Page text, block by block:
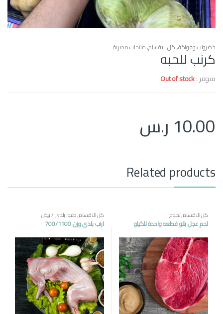
خضروات وفواكة,كل الاقسام,منتجات مصرية
كرنب للحبه
متوفر :Out of stock
10.00 ر.س
Related products
كل الاقسام,لحوم
لحم عجل بتلو قطعه واحدة للكيلو
كل الاقسام,طيور بلدي / بيض
ارنب بلدي وزن 700/1100